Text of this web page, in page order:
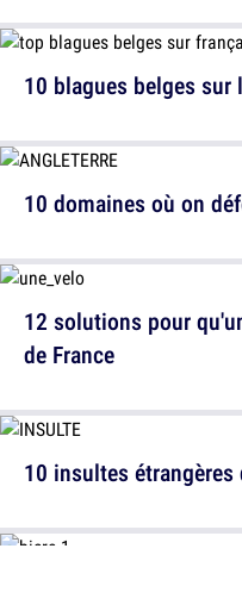
10 domaines où on
10 insultes
10 blagues belges sur
12 solutions pour
de France